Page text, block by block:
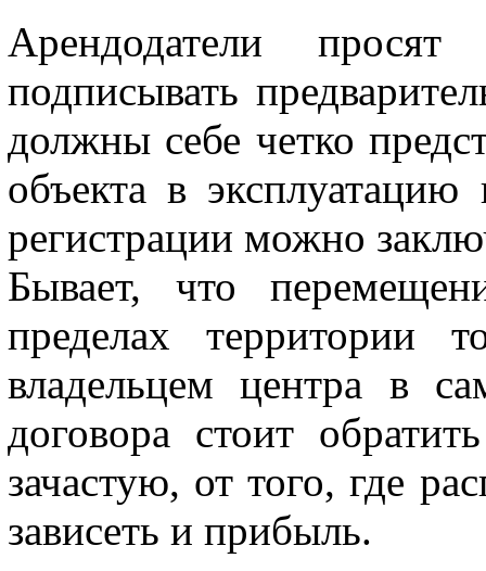
Арендодатели просят
подписывать
должны себе четко
объекта в эксплуатацию
регистрации можно
Бывает, что
пределах территории
владельцем центра в
договора стоит
зачастую, от того, где
зависеть и прибыль.